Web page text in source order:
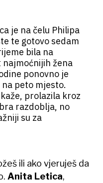
je na čelu Philipa
te gotovo sedam
bila na
žena
ponovno je
peto mjesto.
prolazila kroz
razdoblja, no
su za
ili ako vjeruješ da
Anita Letica,